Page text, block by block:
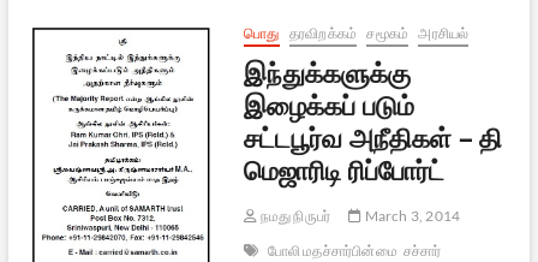
பொது தரவிறக்கம் சமூகம் அரசியல்
இந்துக்களுக்கு
இழைக்கப் படும்
சட்டபூர்வ அநீதிகள் – தி
மெஜாரிடி ரிப்போர்ட்
நமது நிருபர்
March 3, 2014
போலி மதச்சார்பின்மை சச்சார்